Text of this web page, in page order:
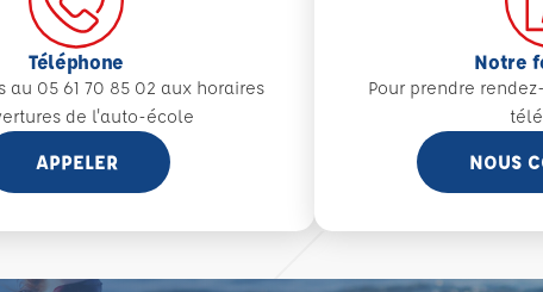
Téléphone
au 05 61 70 85 02 aux horaires
de l'auto-école
APPELER
Notre
Pour prendre
NOUS